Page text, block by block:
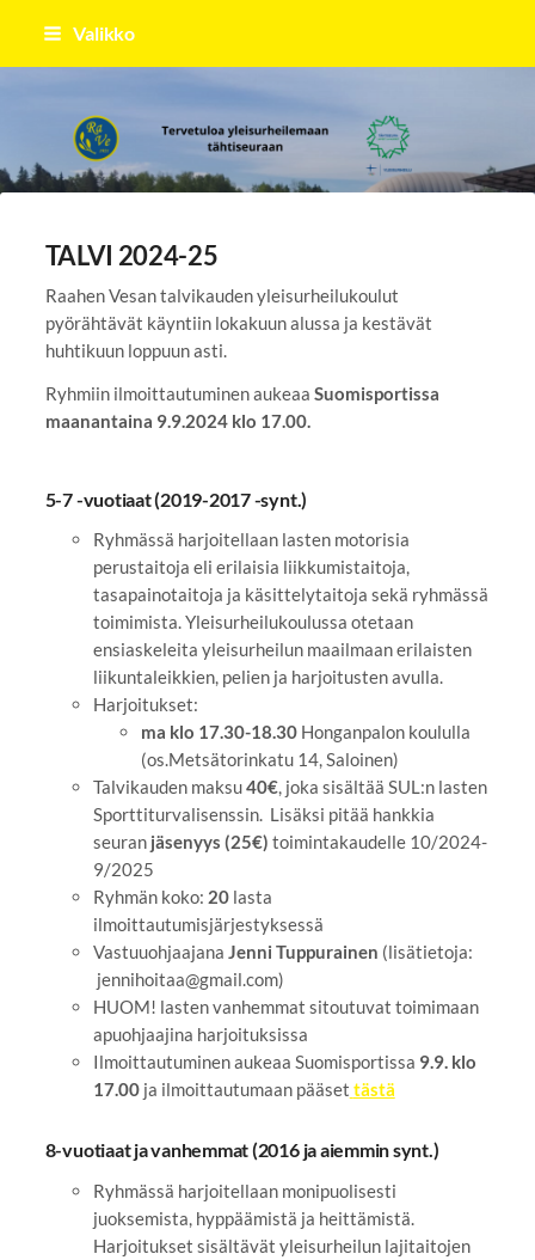
Siirry
Valikko
Raahen Vesa
TALVI 2024-25
Raahen Vesan talvikauden yleisurheilukoulut
pyörähtävät käyntiin lokakuun alussa ja kestävät
huhtikuun loppuun asti.
Ryhmiin ilmoittautuminen aukeaa Suomisportissa
maanantaina 9.9.2024 klo 17.00.
5-7 -vuotiaat (2019-2017 -synt.)
Ryhmässä harjoitellaan lasten motorisia
perustaitoja eli erilaisia liikkumistaitoja,
tasapainotaitoja ja käsittelytaitoja sekä ryhmässä
toimimista. Yleisurheilukoulussa otetaan
ensiaskeleita yleisurheilun maailmaan erilaisten
liikuntaleikkien, pelien ja harjoitusten avulla.
Harjoitukset:
ma klo 17.30-18.30 Honganpalon koululla
(os.Metsätorinkatu 14, Saloinen)
Talvikauden maksu40€, joka sisältää SUL:n lasten
Sporttiturvalisenssin. Lisäksi pitää hankkia
seuran jäsenyys (25€) toimintakaudelle 10/2024-
9/2025
Ryhmän koko: 20lasta
ilmoittautumisjärjestyksessä
Vastuuohjaajana Jenni Tuppurainen (lisätietoja:
jennihoitaa@gmail.com)
HUOM! lasten vanhemmat sitoutuvat toimimaan
apuohjaajina harjoituksissa
Ilmoittautuminen aukeaa Suomisportissa 9.9. klo
17.00 ja ilmoittautumaan pääset tästä
8-vuotiaat ja vanhemmat (2016 ja aiemmin synt.)
Ryhmässä harjoitellaan monipuolisesti
juoksemista, hyppäämistä ja heittämistä.
Harjoitukset sisältävät yleisurheilun lajitaitojen